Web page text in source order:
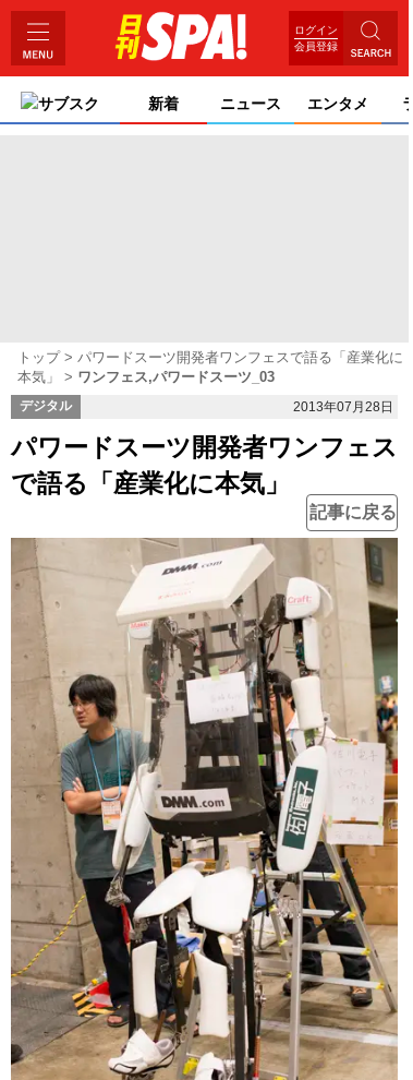
ログイン
会員登録
サブスク 新着 ニュース エンタメ
トップ
パワードスーツ開発者ワンフェスで語る「産業化に
本気」
ワンフェス,パワードスーツ_03
デジタル 2013年07月28日
パワードスーツ開発者ワンフェス
で語る「産業化に本気」
記事に戻る